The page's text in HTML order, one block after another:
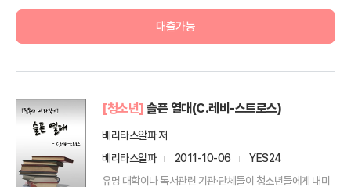
대출가능
[청소년] 슬픈 열대(C.레비-스트로스)
베리타스알파 저
베리타스알파
2011-10-06
YES24
유명 대학이나 독서관련 기관·단체들이 청소년들에게 내미